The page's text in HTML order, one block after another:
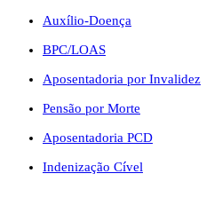
Auxílio-Doença
BPC/LOAS
Aposentadoria por Invalidez
Pensão por Morte
Aposentadoria PCD
Indenização Cível